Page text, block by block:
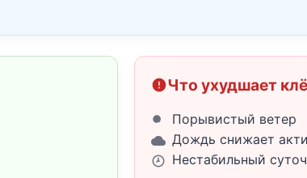
Что ухудшает
Порывистый ветер
Дождь снижает
Нестабильный